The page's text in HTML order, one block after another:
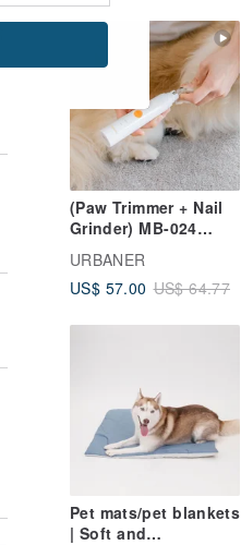
(Paw Trimmer + Nail
Grinder) MB-024
Aobon Waterproof 2-
in-1 Pet Grooming
Tool
URBANER
US$ 57.00 US$ 64.77
Pet mats/pet blankets
| Soft and